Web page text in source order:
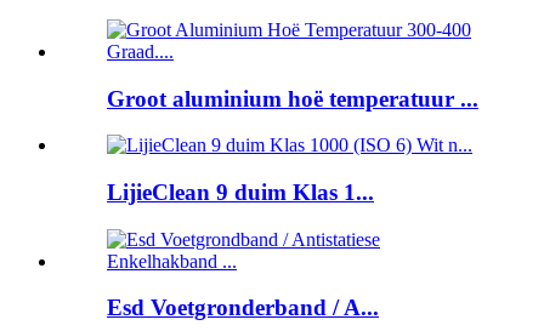
Groot aluminium hoë temperatuur ...
LijieClean 9 duim Klas 1...
Esd Voetgronderband / A...